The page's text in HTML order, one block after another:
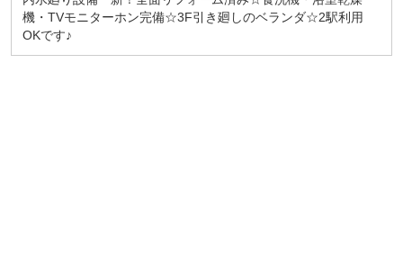
機・TVモニターホン完備☆3F引き廻しのベランダ☆2駅利用
OKです♪